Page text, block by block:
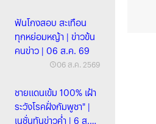
ฟันโกงสอบ สะเทือน
ทุกหย่อมหญ้า | ข่าวข้น
คนข่าว | 06 ส.ค. 69
06 ส.ค. 2569
ชายแดนเข้ม 100% เฝ้า
ระวังโรคฝั่งกัมพูชา" |
เนชั่นทันข่าวค่ำ | 6 ส.ค.